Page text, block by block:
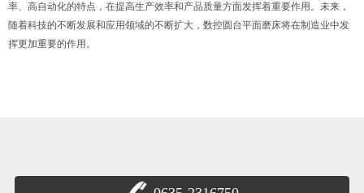
率、高自动化的特点，在提高生产效率和产品质量方面发挥着重要作用。未来，
随着科技的不断发展和应用领域的不断扩大，数控圆台平面磨床将在制造业中发
挥更加重要的作用。